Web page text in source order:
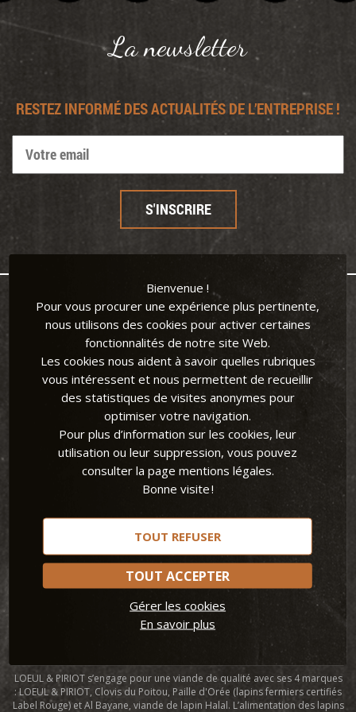
La newsletter
RESTEZ INFORMÉ DES ACTUALITÉS DE L’ENTREPRISE !
Loeul et Piriot
LOEUL & PIRIOT, spécialiste de la viande de lapin et la viande de chevreau
commercialise ses produits auprès de la grande distribution, des
professionnels CHR et à l’export. Grâce à une large gamme de morceaux
de lapin, LOEUL & PIRIOT invite le lapin sur toutes les tables. L’entreprise
avec des conseils sur la cuisson du lapin et des idées recettes. Avec son
site Lapin et papilles, Loeul et Piriot propose de nombreusesrecettes de
lapin
, faciles et rapides pour tous les goûts et toutes les occasions.
Leader européen dans la transformation de viande de lapin, LOEUL &
PIRIOT permet aux consommateurs de cuisiner le lapin simplement et
ainsi de profiter pleinement de tous les bienfaits de la viande de lapin.
LOEUL & PIRIOT s’engage pour une viande de qualité avec ses 4 marques
: LOEUL & PIRIOT, Clovis du Poitou, Paille d'Orée (lapins fermiers certifiés
Label Rouge) et Al Bayane, viande de lapin Halal. L’alimentation des lapins
Panneau de gestion des cookies
Bienvenue !
Pour vous procurer une expérience plus pertinente,
nous utilisons des cookies pour activer certaines
fonctionnalités de notre site Web.
Les cookies nous aident à savoir quelles rubriques
vous intéressent et nous permettent de recueillir
des statistiques de visites anonymes pour
optimiser votre navigation.
Pour plus d’information sur les cookies, leur
utilisation ou leur suppression, vous pouvez
consulter la page mentions légales.
Bonne visite !
TOUT ACCEPTER
TOUT REFUSER
Gérer les cookies
En savoir plus